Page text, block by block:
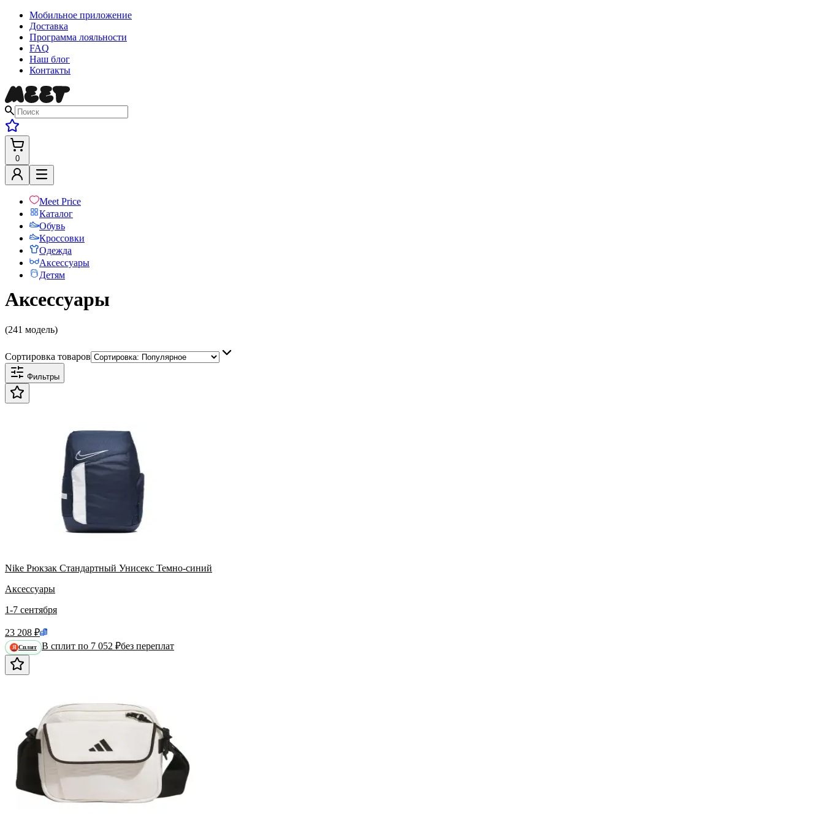
Мобильное приложение
Доставка
Программа лояльности
FAQ
Наш блог
Контакты
0
Meet Price
Каталог
Обувь
Кроссовки
Одежда
Аксессуары
Детям
Аксессуары
(241 модель)
Сортировка товаров
Фильтры
Nike Рюкзак Стандартный Унисекс Темно-синий
Аксессуары
1-7 сентября
23 208 ₽
Я Сплит В сплит по 7 052 ₽без переплат